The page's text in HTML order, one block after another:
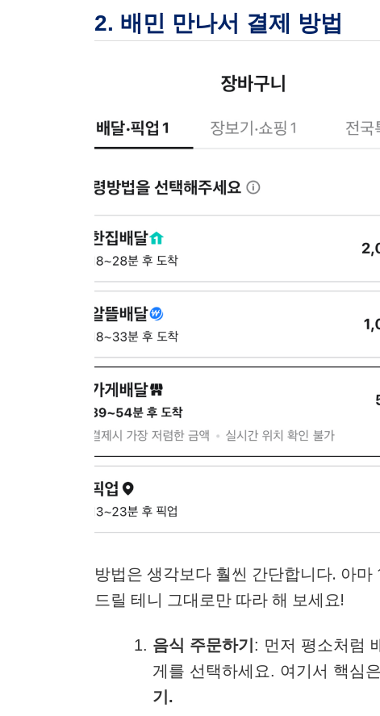
2. 배민 만나서 결제 방법
방법은 생각보다 훨씬 간단합니다. 아
드릴 테니 그대로만 따라 해 보세요!
음식 주문하기: 먼저 평소처럼
게를 선택하세요. 여기서 핵심
기.